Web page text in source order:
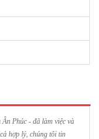
Phúc - đã làm việc và
hợp lý, chúng tôi tin